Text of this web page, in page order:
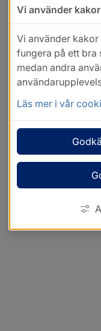
Vi använder kakor
Vi använder
fungera på ett bra
medan andra
Läs mer i vår